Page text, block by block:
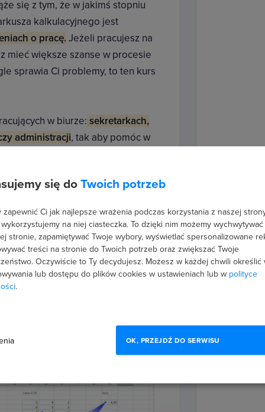
się z tym, że w jakimś stopniu
kalkulacyjnego jest
o pracę. Jeżeli pracujesz na
mieć większe szanse w procesie
sprawia Ci problemy, to ten kurs
w biurze: sekretarkach,
administracji, tak aby pomóc w
poznasz wszystkie
zarządzać danymi, unikać
Prowadzenie obliczeń, analiz,
wyzwaniem.
tegoprogramu biurowego.
skutecznej pracy w
wyróżniać najważniejsze
wykresy i wizualizacje.
tabelami przestawnymi,
makrom i wiele więcej.
się do Twoich potrzeb
zapewnić Ci jak najlepsze wrażenia podczas korzystania z naszej
na niej ciasteczka. To dzięki nim możemy wychwytywać
stronie, zapamiętywać Twoje wybory, wyświetlać spersonalizowane
treści na stronie do Twoich potrzeb oraz zwiększać Twoje
Oczywiście to Ty decydujesz. Możesz w każdej chwili określić
lub dostępu do plików cookies w ustawieniach lub w polityce
.
OK, PRZEJDŹ DO SERWISU